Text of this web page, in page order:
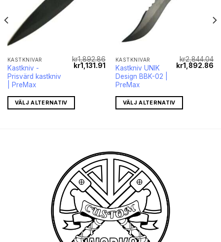
KASTKNIVAR
Kastkniv -
Prisvärd kastkniv
| PreMax
kr1,892.86
Det
ursprungliga
kr1,131.91
Det
nuvarande
priset
VÄLJ ALTERNATIV
KASTKNIVAR
Kastkniv UNIK
Design BBK-02 |
PreMax
kr2,844.04
Det
ursprungliga
kr1,892.86
VÄLJ ALTERNATIV